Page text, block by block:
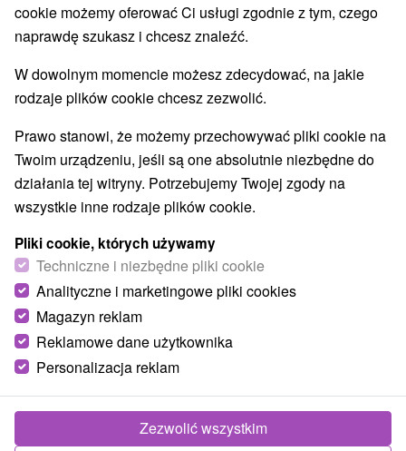
doskonały·399 recenzji
cookie możemy oferować Ci usługi zgodnie z tym, czego
naprawdę szukasz i chcesz znaleźć.
W dowolnym momencie możesz zdecydować, na jakie
rodzaje plików cookie chcesz zezwolić.
Prawo stanowi, że możemy przechowywać pliki cookie na
Twoim urządzeniu, jeśli są one absolutnie niezbędne do
działania tej witryny. Potrzebujemy Twojej zgody na
wszystkie inne rodzaje plików cookie.
Pliki cookie, których używamy
Techniczne i niezbędne pliki cookie
Analityczne i marketingowe pliki cookies
Magazyn reklam
Reklamowe dane użytkownika
Personalizacja reklam
Zezwolić wszystkim